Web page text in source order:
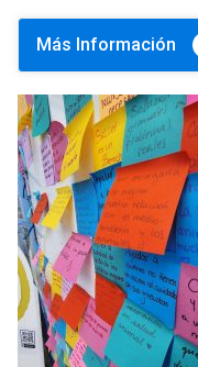
Más Información